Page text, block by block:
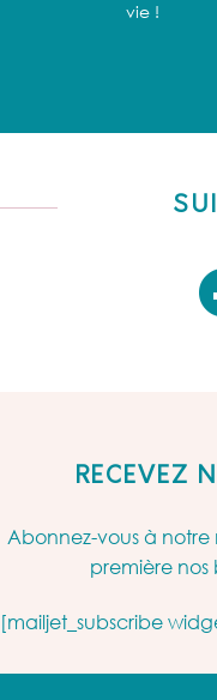
vie !
RECEVEZ
Abonnez-vous à
première nos
[mailjet_subscribe